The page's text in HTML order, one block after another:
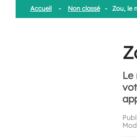
Accueil - Non classé - Zou, le